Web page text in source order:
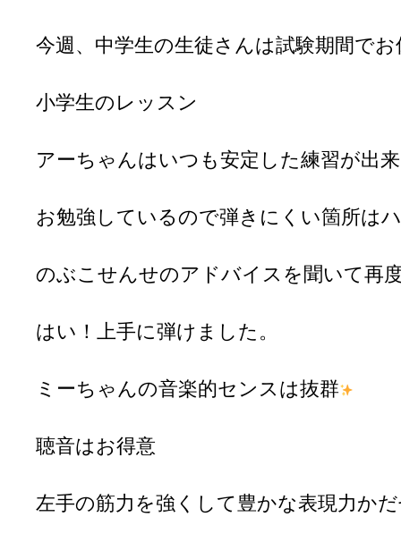
今週、中学生の生徒さんは試験期間で
小学生のレッスン
アーちゃんはいつも安定した練習が出
お勉強しているので弾きにくい箇所は
のぶこせんせのアドバイスを聞いて再
はい！上手に弾けました。
ミーちゃんの音楽的センスは抜群
聴音はお得意
左手の筋力を強くして豊かな表現力か